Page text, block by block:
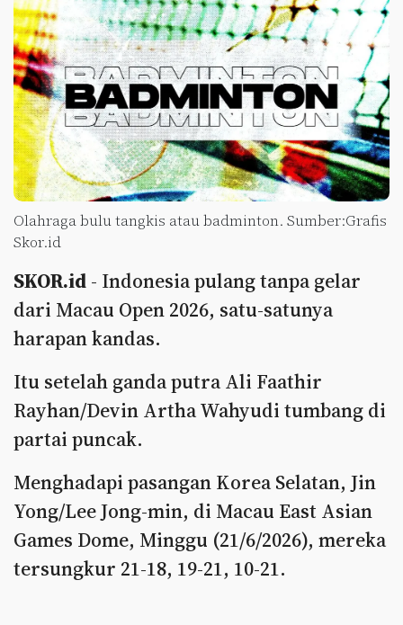
Olahraga bulu tangkis atau badminton. Sumber:Grafis
Skor.id
SKOR.id - Indonesia pulang tanpa gelar
dari Macau Open 2026, satu-satunya
harapan kandas.
Itu setelah ganda putra Ali Faathir
Rayhan/Devin Artha Wahyudi tumbang di
partai puncak.
Menghadapi pasangan Korea Selatan, Jin
Yong/Lee Jong-min, di Macau East Asian
Games Dome, Minggu (21/6/2026), mereka
tersungkur 21-18, 19-21, 10-21.